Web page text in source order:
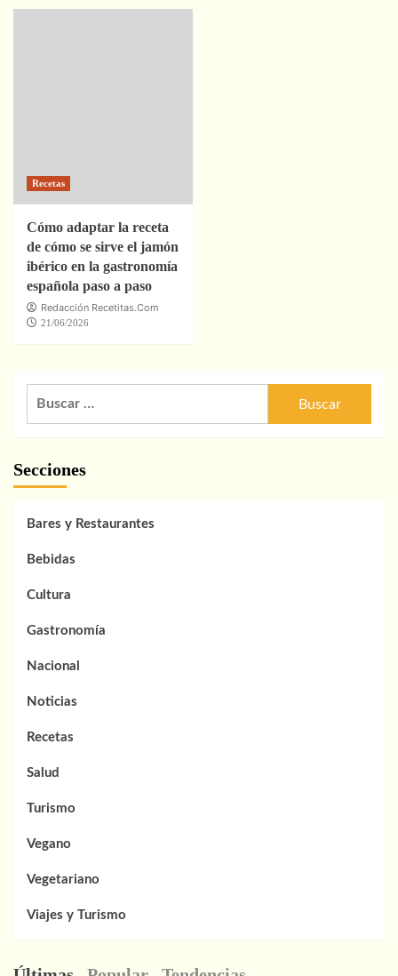
Recetas
Cómo adaptar la receta
de cómo se sirve el jamón
ibérico en la gastronomía
española paso a paso
Redacción Recetitas.Com
21/06/2026
Secciones
Bares y Restaurantes
Bebidas
Cultura
Gastronomía
Nacional
Noticias
Recetas
Salud
Turismo
Vegano
Vegetariano
Viajes y Turismo